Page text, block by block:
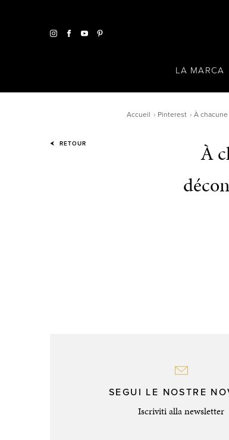
LA MARCA
Accueil Pinterest À
RETOUR
À
SEGUI LE NOSTRE
Iscriviti alla newsletter